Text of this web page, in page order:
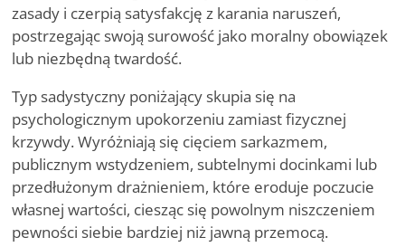
zasady i czerpią satysfakcję z karania naruszeń,
postrzegając swoją surowość jako moralny obowiązek
lub niezbędną twardość.
Typ sadystyczny poniżający skupia się na
psychologicznym upokorzeniu zamiast fizycznej
krzywdy. Wyróżniają się cięciem sarkazmem,
publicznym wstydzeniem, subtelnymi docinkami lub
przedłużonym drażnieniem, które eroduje poczucie
własnej wartości, ciesząc się powolnym niszczeniem
pewności siebie bardziej niż jawną przemocą.